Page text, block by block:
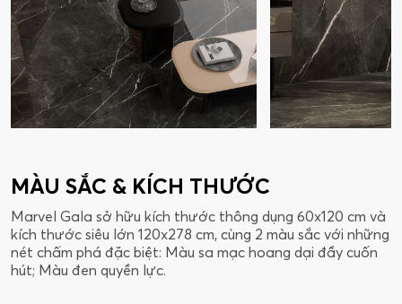
MÀU SẮC & KÍCH THƯỚC
Marvel Gala sở hữu kích thước thông dụng 60x120 cm và
kích thước siêu lớn 120x278 cm, cùng 2 màu sắc với những
nét chấm phá đặc biệt: Màu sa mạc hoang dại đầy cuốn
hút; Màu đen quyền lực.